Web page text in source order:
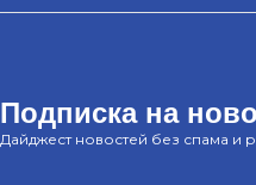
Подписка на
Дайджест новостей без спама и